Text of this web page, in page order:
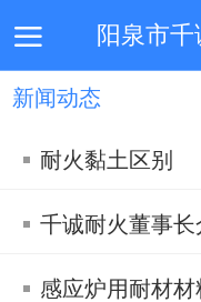
阳泉市
首页
新闻动态
耐火黏土区别
千诚耐火董事长
感应炉用耐材